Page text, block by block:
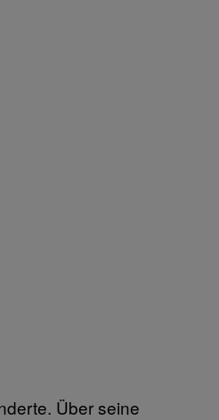
Über seine